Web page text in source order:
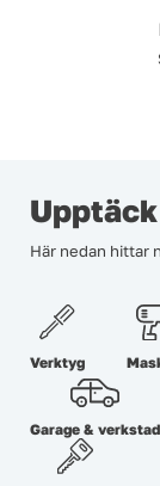
Här nedan hittar
Verktyg
Garage & verkstad